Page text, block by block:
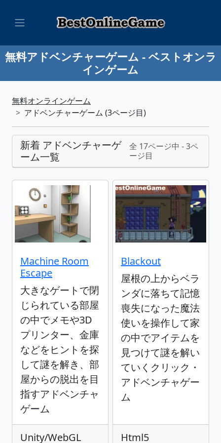
無料アドベンチャーゲーム - ベストオンラ
インゲーム
無料オンラインゲーム
アドベンチャーゲーム (3ページ目)
新着 アドベンチャーゲ
ーム一覧
全 17ページ中 - 3ペ
ージ目
Machine Room
Escape
大きなゲートで閉
じられている部屋
の中でメモや3D
プリンター、金庫
などをヒントを探
して謎を解き、部
屋からの脱出を目
指すアドベンチャ
ゲーム
Unity/WebGL
Blackout
屋根の上からベラ
ンダに落ちて記憶
喪失になった魔法
使いを操作して家
の中でアイテムを
見つけて謎を解い
ていくクリック・
アドベンチャゲー
ム
Html5